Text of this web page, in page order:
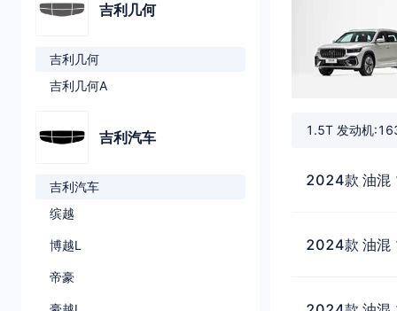
吉利几何
吉利几何
吉利几何A
吉利汽车
吉利汽车
缤越
博越L
帝豪
1.5T 发动机
2024款 油混
2024款 油混